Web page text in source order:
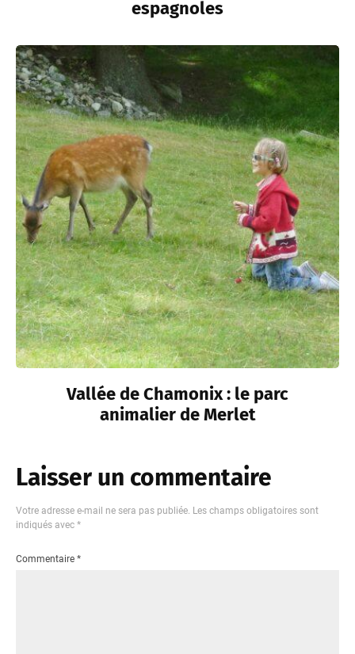
espagnoles
Vallée de Chamonix : le parc
animalier de Merlet
Laisser un commentaire
Votre adresse e-mail ne sera pas publiée. Les champs obligatoires sont
indiqués avec *
Commentaire *